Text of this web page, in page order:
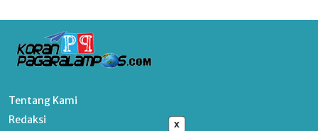
x
Tentang Kami
Redaksi